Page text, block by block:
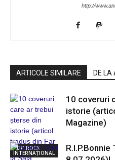
http://
ARTICOLE SIMILARE DE LA
POP ROCK
INTERNAȚIONAL
10 coveruri
istorie
Magazine)